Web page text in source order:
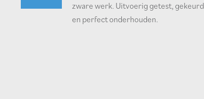
zware werk. Uitvoerig getest, gekeurd
en perfect onderhouden.